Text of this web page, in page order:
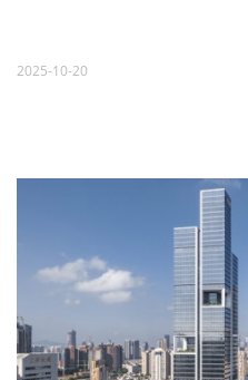
2025-10-20